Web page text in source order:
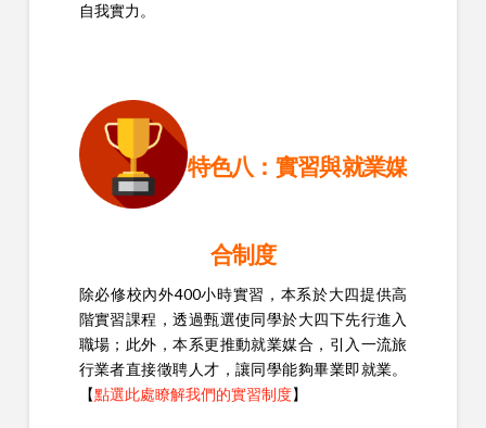
自我實力。
特色八：實習與就業媒
合制度
除必修校內外400小時實習，本系於大四提供高
階實習課程，透過甄選使同學於大四下先行進入
職場；此外，本系更推動就業媒合，引入一流旅
行業者直接徵聘人才，讓同學能夠畢業即就業。
【點選此處瞭解我們的實習制度】